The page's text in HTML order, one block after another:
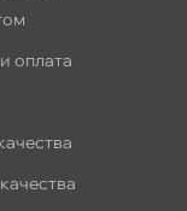
оплата